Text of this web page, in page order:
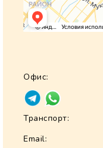
Офис:
Транспорт:
Email: